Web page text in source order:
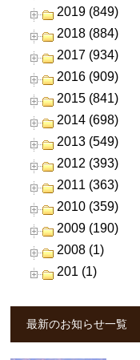
2019 (849)
2018 (884)
2017 (934)
2016 (909)
2015 (841)
2014 (698)
2013 (549)
2012 (393)
2011 (363)
2010 (359)
2009 (190)
2008 (1)
201 (1)
最新のお知らせ一覧